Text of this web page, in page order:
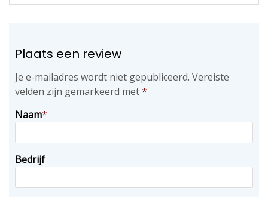
Plaats een review
Je e-mailadres wordt niet gepubliceerd. Vereiste
velden zijn gemarkeerd met*
Naam*
Bedrijf